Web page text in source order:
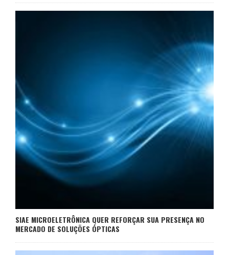
SIAE MICROELETRÔNICA QUER REFORÇAR SUA PRESENÇA NO
MERCADO DE SOLUÇÕES ÓPTICAS